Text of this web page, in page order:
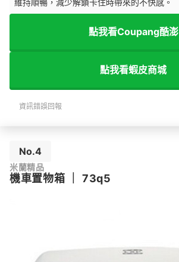
維持順暢，減少解鎖卡住時帶來的不快感。
點我看Coupang酷澎
點我看蝦皮商城
資訊錯誤回報
No.4
米蘭精品
機車置物箱 73q5